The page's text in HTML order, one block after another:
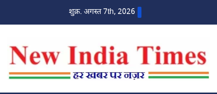
शुक्र. अगस्त 7th, 2026